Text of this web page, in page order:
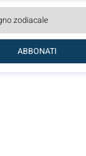
ABBONATI